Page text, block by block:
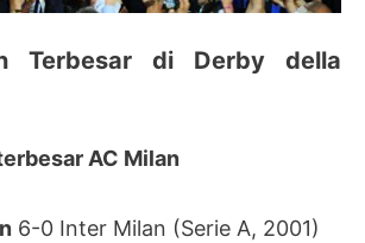
Terbesar di Derby della
AC Milan
6-0 Inter Milan (Serie A, 2001)